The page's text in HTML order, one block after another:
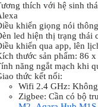
thích với hệ sinh
khiển giọng nói
led hiện thị trạng thái
khiển qua app, lên
thước sản phẩm: 86
năng ngắt mạch khi
thức kết nối:
Wifi 2.4 GHz:
Zigbee: Cần có bộ